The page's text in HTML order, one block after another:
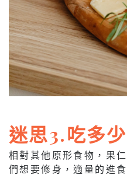
迷思3.吃多
相對其他原形食物，果
們想要修身，適量的進